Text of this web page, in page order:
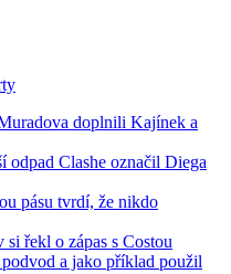
doplnili Kajínek a
odpad Clashe označil Diega
pásu tvrdí, že nikdo
řekl o zápas s Costou
a jako příklad použil